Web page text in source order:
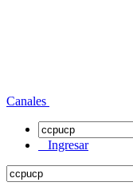
Canales
Ingresar